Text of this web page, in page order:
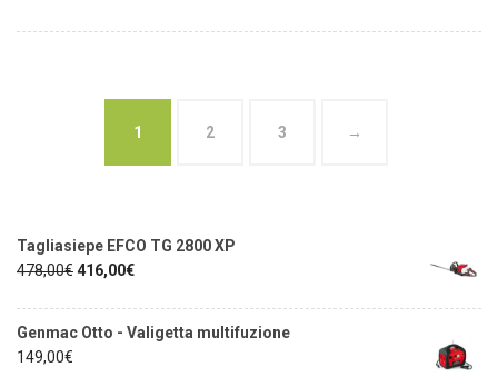
1 2 3 →
Tagliasiepe EFCO TG 2800 XP
478,00€416,00€
Genmac Otto - Valigetta multifuzione
149,00€